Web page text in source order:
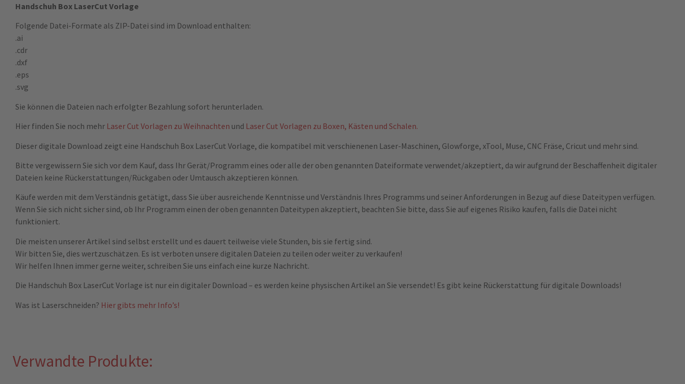
Handschuh Box LaserCut Vorlage
Folgende Datei-Formate als ZIP-Datei sind im Download enthalten:
.ai
.cdr
.dxf
.eps
.svg
Sie können die Dateien nach erfolgter Bezahlung sofort herunterladen.
Hier finden Sie noch mehr Laser Cut Vorlagen zu Weihnachten und Laser Cut Vorlagen zu Boxen, Kästen und Schalen.
Dieser digitale Download zeigt eine Handschuh Box LaserCut Vorlage, die kompatibel mit verschienenen Laser-Maschinen, Glowforge, xTool, Muse, CNC Fräse, Cricut und mehr sind.
Bitte vergewissern Sie sich vor dem Kauf, dass Ihr Gerät/Programm eines oder alle der oben genannten Dateiformate verwendet/akzeptiert, da wir aufgrund der Beschaffenheit digitaler
Dateien keine Rückerstattungen/Rückgaben oder Umtausch akzeptieren können.
Käufe werden mit dem Verständnis getätigt, dass Sie über ausreichende Kenntnisse und Verständnis Ihres Programms und seiner Anforderungen in Bezug auf diese Dateitypen verfügen.
Wenn Sie sich nicht sicher sind, ob Ihr Programm einen der oben genannten Dateitypen akzeptiert, beachten Sie bitte, dass Sie auf eigenes Risiko kaufen, falls die Datei nicht
funktioniert.
Die meisten unserer Artikel sind selbst erstellt und es dauert teilweise viele Stunden, bis sie fertig sind.
Wir bitten Sie, dies wertzuschätzen. Es ist verboten unsere digitalen Dateien zu teilen oder weiter zu verkaufen!
Wir helfen Ihnen immer gerne weiter, schreiben Sie uns einfach eine kurze Nachricht.
Die Handschuh Box LaserCut Vorlage ist nur ein digitaler Download – es werden keine physischen Artikel an Sie versendet! Es gibt keine Rückerstattung für digitale Downloads!
Was ist Laserschneiden? Hier gibts mehr Info’s!
Verwandte Produkte: